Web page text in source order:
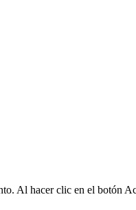
Al hacer clic en el botón